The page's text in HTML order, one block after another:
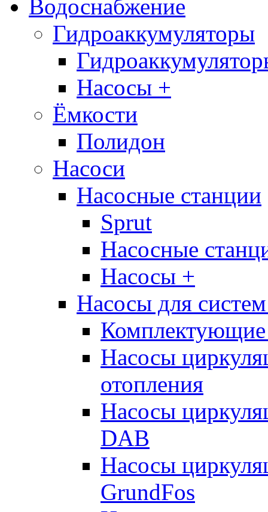
Водоснабжение
Гидроаккумуляторы
Насосы +
Ёмкости
Полидон
Насоси
Насосные станции
Sprut
Насосные
Насосы +
Насосы для
Комплектующие
Насосы
отопления
Насосы
DAB
Насосы
GrundFos